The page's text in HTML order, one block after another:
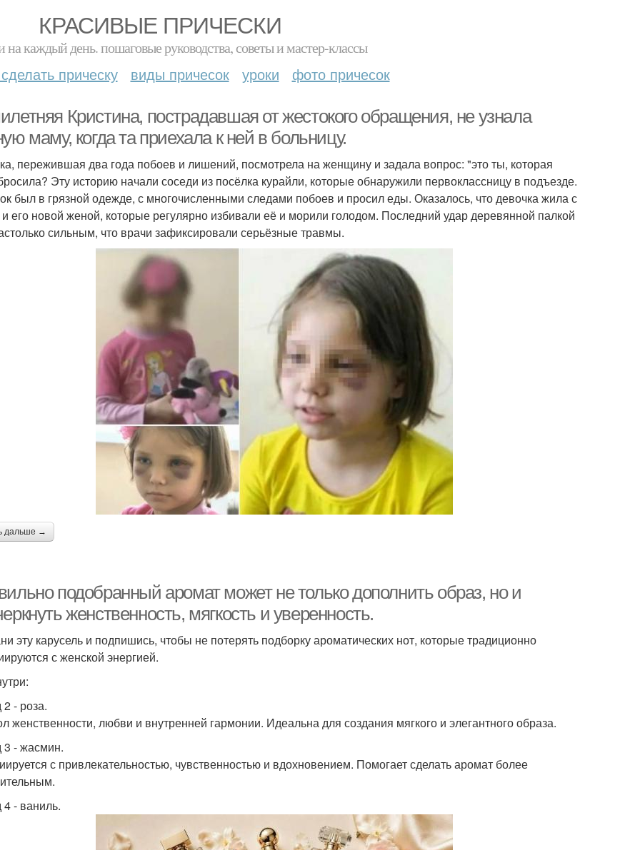
КРАСИВЫЕ ПРИЧЕСКИ
на каждый день. пошаговые руководства, советы и мастер-классы
прическу виды причесок уроки фото причесок
Кристина, пострадавшая от жестокого обращения, не узнала
маму, когда та приехала к ней в больницу.
пережившая два года побоев и лишений, посмотрела на женщину и задала вопрос: "это ты, которая
Эту историю начали соседи из посёлка курайли, которые обнаружили первоклассницу в подъезде.
был в грязной одежде, с многочисленными следами побоев и просил еды. Оказалось, что девочка жила с
его новой женой, которые регулярно избивали её и морили голодом. Последний удар деревянной палкой
сильным, что врачи зафиксировали серьёзные травмы.
дальше →
подобранный аромат может не только дополнить образ, но и
женственность, мягкость и уверенность.
эту карусель и подпишись, чтобы не потерять подборку ароматических нот, которые традиционно
с женской энергией.
- роза.
женственности, любви и внутренней гармонии. Идеальна для создания мягкого и элегантного образа.
- жасмин.
с привлекательностью, чувственностью и вдохновением. Помогает сделать аромат более
- ваниль.